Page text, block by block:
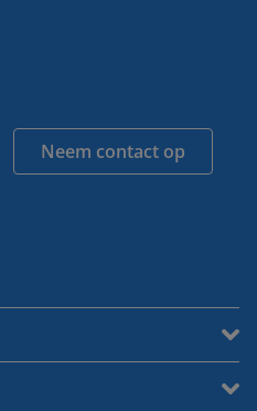
Neem contact op